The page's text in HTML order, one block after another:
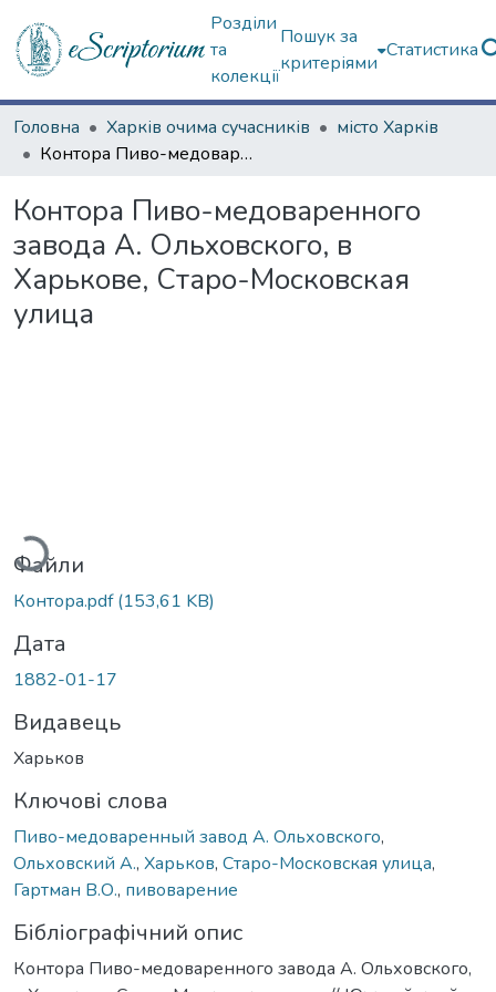
Розділи
та
колекції
Пошук за
критеріями
Статистика
Головна Харків очима сучасників
місто Харків
Контора Пиво-медоваренного завода А. Ольховского, в Харькове, Старо-Московская улица
Контора Пиво-медоваренного
завода А. Ольховского, в
Харькове, Старо-Московская
улица
Файли
Контора.pdf(153,61 KB)
Дата
1882-01-17
Видавець
Харьков
Ключові слова
Пиво-медоваренный завод А. Ольховского,
Ольховский А., Харьков, Старо-Московская улица,
Гартман В.О., пивоварение
Бібліографічний опис
Контора Пиво-медоваренного завода А. Ольховского,